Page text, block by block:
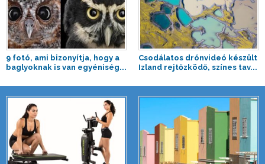
9 fotó, ami bizonyítja, hogy a
baglyoknak is van egyéniség...
Csodálatos drónvideó készült
Izland rejtőzködő, színes tav...